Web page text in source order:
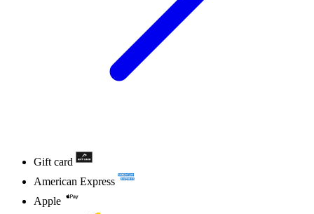
Gift card
American Express
Apple